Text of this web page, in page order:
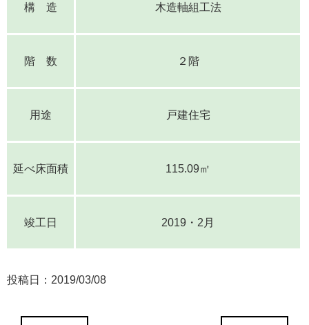
構 造 木造軸組工法
階 数 ２階
用途 戸建住宅
延べ床面積 115.09㎡
竣工日 2019・2月
投稿日： 2019/03/08